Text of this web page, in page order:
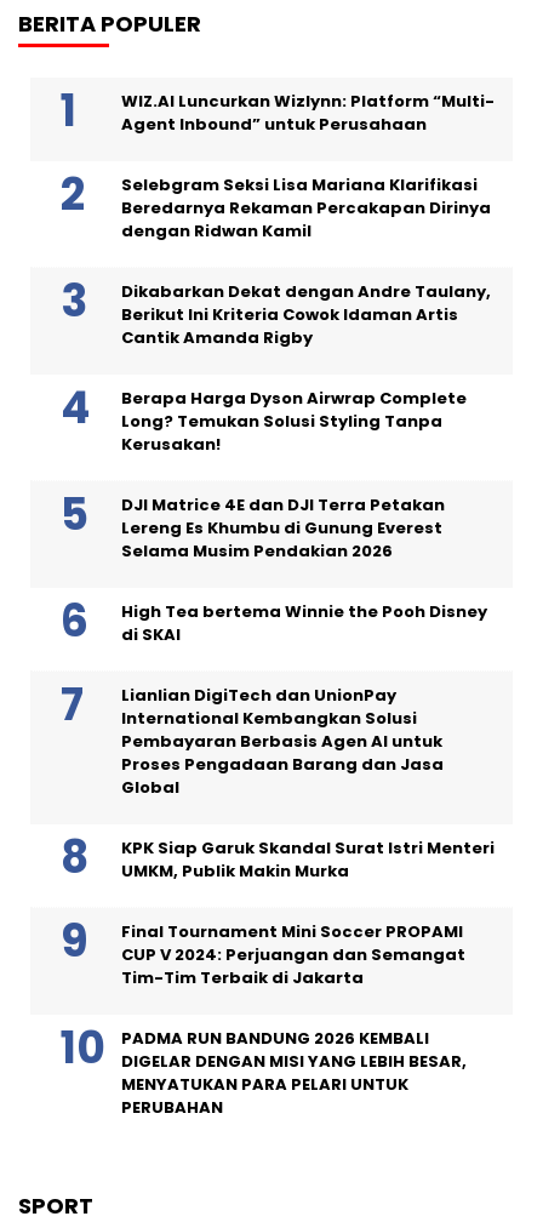
BERITA POPULER
WIZ.AI Luncurkan Wizlynn: Platform “Multi-
Agent Inbound” untuk Perusahaan
Selebgram Seksi Lisa Mariana Klarifikasi
Beredarnya Rekaman Percakapan Dirinya
dengan Ridwan Kamil
Dikabarkan Dekat dengan Andre Taulany,
Berikut Ini Kriteria Cowok Idaman Artis
Cantik Amanda Rigby
Berapa Harga Dyson Airwrap Complete
Long? Temukan Solusi Styling Tanpa
Kerusakan!
DJI Matrice 4E dan DJI Terra Petakan
Lereng Es Khumbu di Gunung Everest
Selama Musim Pendakian 2026
High Tea bertema Winnie the Pooh Disney
di SKAI
Lianlian DigiTech dan UnionPay
International Kembangkan Solusi
Pembayaran Berbasis Agen AI untuk
Proses Pengadaan Barang dan Jasa
Global
KPK Siap Garuk Skandal Surat Istri Menteri
UMKM, Publik Makin Murka
Final Tournament Mini Soccer PROPAMI
CUP V 2024: Perjuangan dan Semangat
Tim-Tim Terbaik di Jakarta
PADMA RUN BANDUNG 2026 KEMBALI
DIGELAR DENGAN MISI YANG LEBIH BESAR,
MENYATUKAN PARA PELARI UNTUK
PERUBAHAN
SPORT